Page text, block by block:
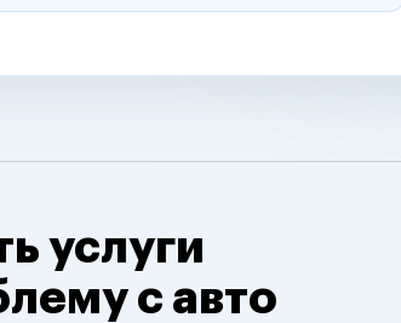
услуги
с авто